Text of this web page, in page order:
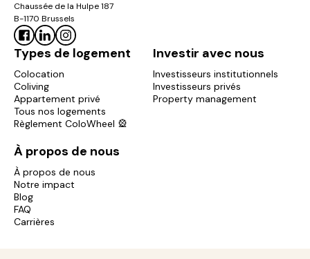
Chaussée de la Hulpe 187
B-1170 Brussels
Types de logement
Colocation
Coliving
Appartement privé
Tous nos logements
Règlement ColoWheel 🎡
Investir avec nous
Investisseurs institutionnels
Investisseurs privés
Property management
À propos de nous
À propos de nous
Notre impact
Blog
FAQ
Carrières